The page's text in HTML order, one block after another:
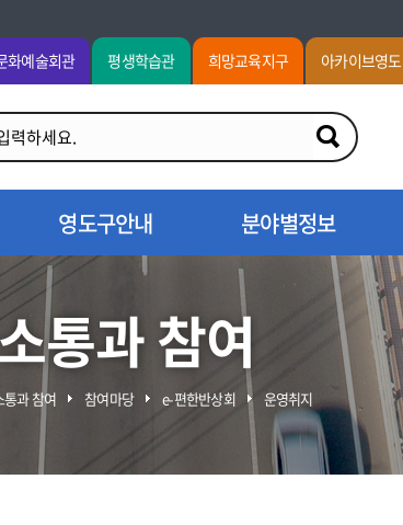
화예술회관 평생학습관 희망교육지구 아카이브영도
영도구안내 분야별정보
통과 참여
통과 참여 참여마당 e-편한반상회 운영취지